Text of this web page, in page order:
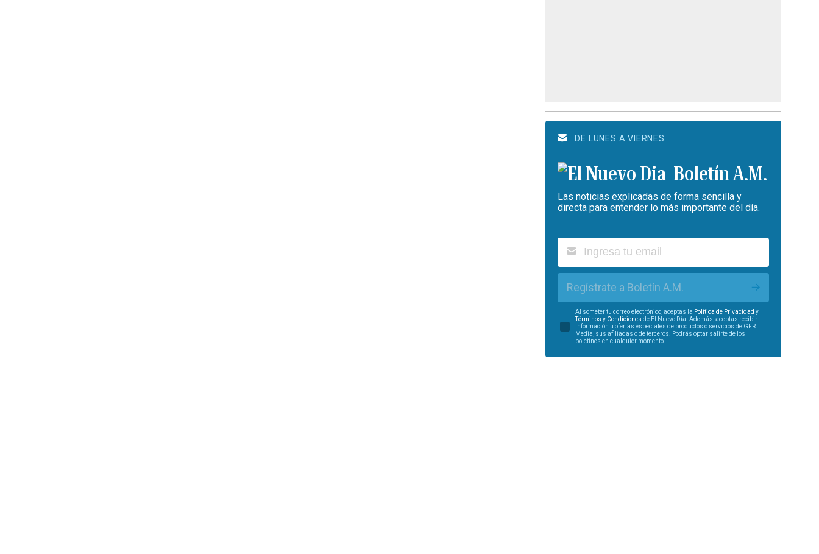
DE LUNES A VIERNES
Boletín A.M.
Las noticias explicadas de forma sencilla y
directa para entender lo más importante del día.
Regístrate a Boletín A.M.
Al someter tu correo electrónico, aceptas la Política de Privacidad y
Términos y Condiciones de El Nuevo Día. Además, aceptas recibir
información u ofertas especiales de productos o servicios de GFR
Media, sus afiliadas o de terceros. Podrás optar salirte de los
boletines en cualquier momento.